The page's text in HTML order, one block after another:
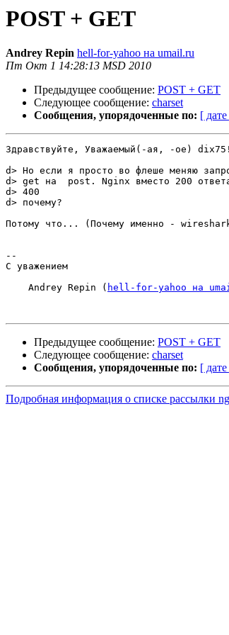
POST + GET
Andrey Repin hell-for-yahoo на umail.ru
Пт Окт 1 14:28:13 MSD 2010
Предыдущее сообщение: POST + GET
Следующее сообщение: charset
Сообщения, упорядоченные по: [
Здравствуйте, Уважаемый(-ая, -ое) dix75!
d> Но если я просто во флеше меняю
d> get на  post. Nginx вместо 200 ответа
d> 400
d> почему?
Потому что... (Почему именно -
--
С уважением
    Andrey Repin (
hell-for-yahoo на
Предыдущее сообщение: POST + GET
Следующее сообщение: charset
Сообщения, упорядоченные по: [
Подробная информация о списке рассылки